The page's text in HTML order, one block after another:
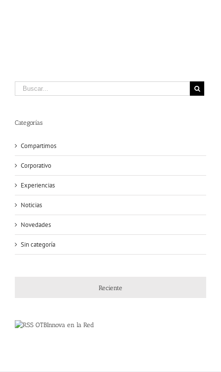
Categorías
Compartimos
Corporativo
Experiencias
Noticias
Novedades
Sin categoría
Reciente
OTBInnova en la Red